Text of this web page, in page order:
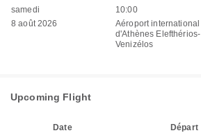
samedi
8 août 2026
10:00
Aéroport international
d'Athènes Elefthérios-
Venizélos
Upcoming Flight
Date Départ